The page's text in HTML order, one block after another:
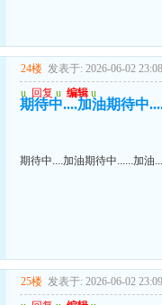
24楼 发表于: 2026-06-02 23:08
u 回复 u 编辑 u
期待中....加油期待中
期待中....加油期待中......加油
25楼 发表于: 2026-06-02 23:09